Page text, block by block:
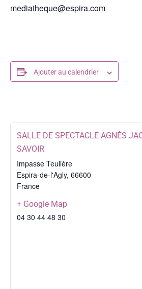
mediatheque@espira.com
Ajouter au calendrier
SALLE DE SPECTACLE AGNÈS
SAVOIR
Impasse Teulière
Espira-de-l'Agly, 66600
France
+ Google Map
04 30 44 48 30